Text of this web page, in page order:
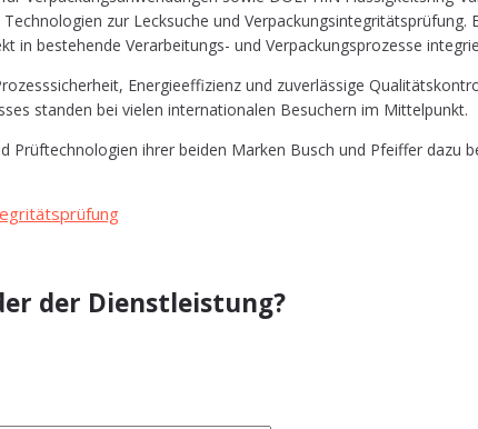
zur Leck­su­che und
in bestehen­de Ver­ar­bei­tungs- und Ver­pa­ckungs­pro­zes­se
Ener­gie­ef­fi­zi­enz und zuver­läs­si­ge
stan­den bei vie­len inter­na­tio­na­len Besu­chern im Mittelpunkt.
ihrer bei­den Mar­ken Busch und Pfeif­fer dazu
der Dienstleistung?